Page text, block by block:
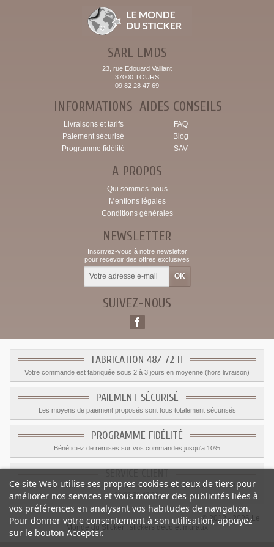
SARL LMDS
23, rue Edouard Vaillant
37000 TOURS
09 82 28 47 69
INFORMATIONS
Livraisons et tarifs
Paiement sécurisé
Programme fidélité
AIDES CONSEILS
FAQ
Blog
SAV
A PROPOS
Qui sommes-nous
Mentions légales
Conditions générales
NEWSLETTER
Inscrivez-vous à notre newsletter
pour recevoir des offres exclusives
SUIVEZ-NOUS
FABRICATION 48/ 72 H
Votre commande est fabriquée sous 2 à 3 jours en moyenne (hors livraison)
PAIEMENT SÉCURISÉ
Les moyens de paiement proposés sont tous totalement sécurisés
PROGRAMME FIDÉLITÉ
Bénéficiez de remises sur vos commandes jusqu'a 10%
Le service client est a votre disposition du lundi au vendredi de 8h à 17h
09.82.28.47.69.
© 2012 - 2026 Le
Monde du Sticker :
stickers déco et muraux
Ce site Web utilise ses propres cookies et ceux de tiers pour
améliorer nos services et vous montrer des publicités liées à
vos préférences en analysant vos habitudes de navigation.
Pour donner votre consentement à son utilisation, appuyez
sur le bouton Accepter.